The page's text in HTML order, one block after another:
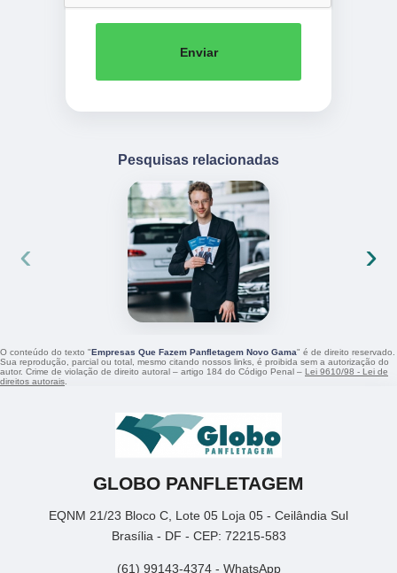
Enviar
Pesquisas relacionadas
‹ ›
O conteúdo do texto "Empresas Que Fazem Panfletagem Novo Gama" é de direito reservado.
Sua reprodução, parcial ou total, mesmo citando nossos links, é proibida sem a autorização do
autor. Crime de violação de direito autoral – artigo 184 do Código Penal – Lei 9610/98 - Lei de
direitos autorais
GLOBO PANFLETAGEM
EQNM 21/23 Bloco C, Lote 05 Loja 05 - Ceilândia Sul
Brasília - DF - CEP: 72215-583
(61) 99143-4374 - WhatsApp